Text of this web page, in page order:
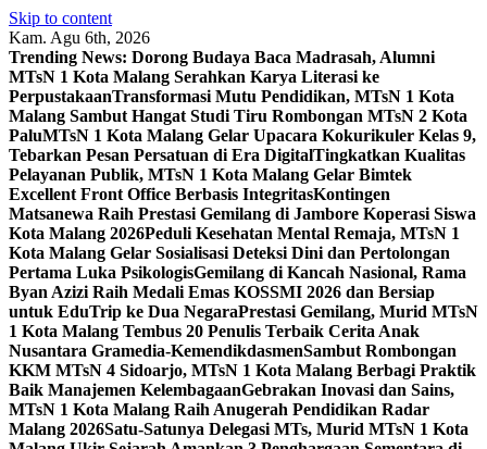
Skip to content
Kam. Agu 6th, 2026
Trending News: Dorong Budaya Baca Madrasah, Alumni
MTsN 1 Kota Malang Serahkan Karya Literasi ke
PerpustakaanTransformasi Mutu Pendidikan, MTsN 1 Kota
Malang Sambut Hangat Studi Tiru Rombongan MTsN 2 Kota
PaluMTsN 1 Kota Malang Gelar Upacara Kokurikuler Kelas 9,
Tebarkan Pesan Persatuan di Era DigitalTingkatkan Kualitas
Pelayanan Publik, MTsN 1 Kota Malang Gelar Bimtek
Excellent Front Office Berbasis IntegritasKontingen
Matsanewa Raih Prestasi Gemilang di Jambore Koperasi Siswa
Kota Malang 2026Peduli Kesehatan Mental Remaja, MTsN 1
Kota Malang Gelar Sosialisasi Deteksi Dini dan Pertolongan
Pertama Luka PsikologisGemilang di Kancah Nasional, Rama
Byan Azizi Raih Medali Emas KOSSMI 2026 dan Bersiap
untuk EduTrip ke Dua NegaraPrestasi Gemilang, Murid MTsN
1 Kota Malang Tembus 20 Penulis Terbaik Cerita Anak
Nusantara Gramedia-KemendikdasmenSambut Rombongan
KKM MTsN 4 Sidoarjo, MTsN 1 Kota Malang Berbagi Praktik
Baik Manajemen KelembagaanGebrakan Inovasi dan Sains,
MTsN 1 Kota Malang Raih Anugerah Pendidikan Radar
Malang 2026Satu-Satunya Delegasi MTs, Murid MTsN 1 Kota